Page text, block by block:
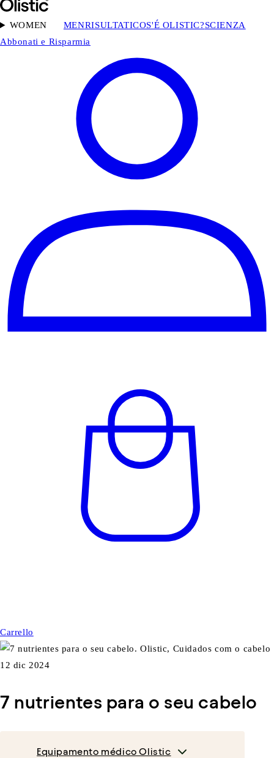
WOMEN MENRISULTATICOS'É OLISTIC?SCIENZA
Abbonati e Risparmia
Carrello
12 dic 2024
7 nutrientes para o seu cabelo
Equipamento médico Olistic